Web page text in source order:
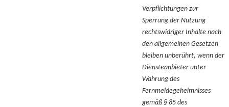
Verpflichtungen zur
Sperrung der Nutzung
rechtswidriger Inhalte nach
den allgemeinen Gesetzen
bleiben unberührt, wenn der
Diensteanbieter unter
Wahrung des
Fernmeldegeheimnisses
gemäß § 85 des